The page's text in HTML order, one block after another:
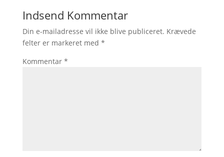
Indsend Kommentar
Din e-mailadresse vil ikke blive publiceret. Krævede
felter er markeret med *
Kommentar *